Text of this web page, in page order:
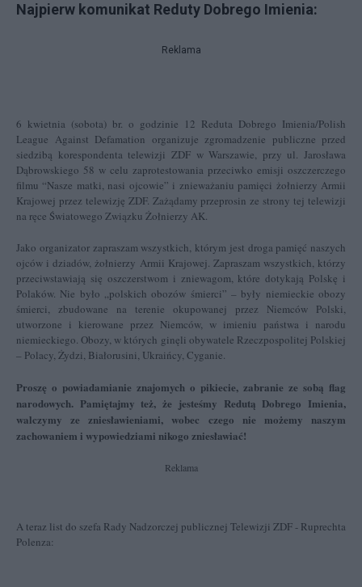
Najpierw komunikat Reduty Dobrego Imienia:
Reklama
6 kwietnia (sobota) br. o godzinie 12 Reduta Dobrego Imienia/Polish
League Against Defamation organizuje zgromadzenie publiczne przed
siedzibą korespondenta telewizji ZDF w Warszawie, przy ul. Jarosława
Dąbrowskiego 58 w celu zaprotestowania przeciwko emisji oszczerczego
filmu “Nasze matki, nasi ojcowie” i znieważaniu pamięci żołnierzy Armii
Krajowej przez telewizję ZDF. Zażądamy przeprosin ze strony tej telewizji
na ręce Światowego Związku Żołnierzy AK.
Jako organizator zapraszam wszystkich, którym jest droga pamięć naszych
ojców i dziadów, żołnierzy Armii Krajowej. Zapraszam wszystkich, którzy
przeciwstawiają się oszczerstwom i zniewagom, które dotykają Polskę i
Polaków. Nie było „polskich obozów śmierci” – były niemieckie obozy
śmierci, zbudowane na terenie okupowanej przez Niemców Polski,
utworzone i kierowane przez Niemców, w imieniu państwa i narodu
niemieckiego. Obozy, w których ginęli obywatele Rzeczpospolitej Polskiej
– Polacy, Żydzi, Białorusini, Ukraińcy, Cyganie.
Proszę o powiadamianie znajomych o pikiecie, zabranie ze sobą flag
narodowych. Pamiętajmy też, że jesteśmy Redutą Dobrego Imienia,
walczymy ze zniesławieniami, wobec czego nie możemy naszym
zachowaniem i wypowiedziami nikogo zniesławiać!
Reklama
A teraz list do szefa Rady Nadzorczej publicznej Telewizji ZDF - Ruprechta
Polenza: